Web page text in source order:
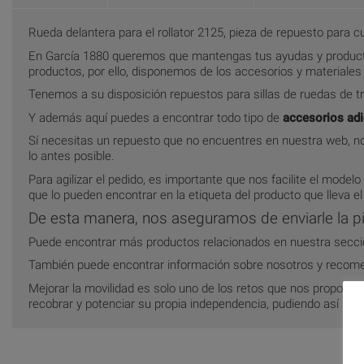
Rueda delantera para el rollator 2125, pieza de repuesto
En García 1880 queremos que mantengas tus ayudas y
productos, por ello, disponemos de los accesorios y
Tenemos a su disposición repuestos para sillas de ruedas de
Y además aquí puedes a encontrar todo tipo de accesorios
Sí necesitas un repuesto que no encuentres en nuestra web,
lo antes posible.
Para agilizar el pedido, es importante que nos facilite el
que lo pueden encontrar en la etiqueta del producto que lleva
De esta manera, nos aseguramos de enviarle la
Puede encontrar más productos relacionados en nuestra
También puede encontrar información sobre nosotros y
Mejorar la movilidad es solo uno de los retos que nos
recobrar y potenciar su propia independencia, pudiendo así